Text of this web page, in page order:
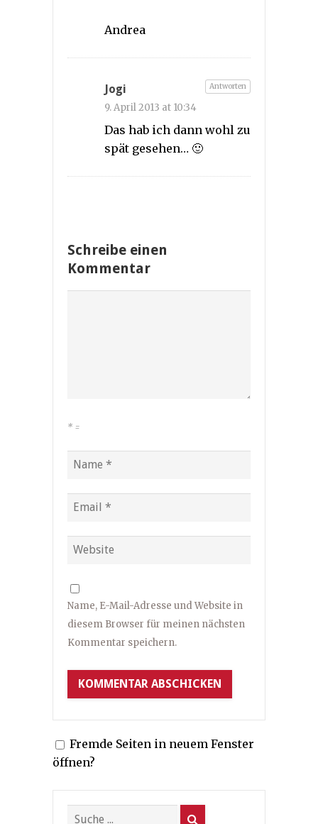
Andrea
Jogi
9. April 2013 at 10:34
Das hab ich dann wohl zu
spät gesehen… 🙂
Antworten
Schreibe einen
Kommentar
* =
Name, E-Mail-Adresse und Website in
diesem Browser für meinen nächsten
Kommentar speichern.
Fremde Seiten in neuem Fenster
öffnen?